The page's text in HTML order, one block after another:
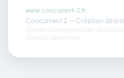
www.concurrent-2.fr
Concurrent 2 — Création de
Ut enim ad minim veniam, quis
ullamco laboris nisi...